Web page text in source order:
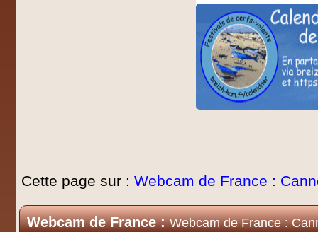
Cette page sur : Webcam de France :
Webcam de France :Webcam de France :